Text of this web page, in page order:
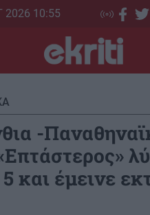
2026 10:55
-
και έμεινε